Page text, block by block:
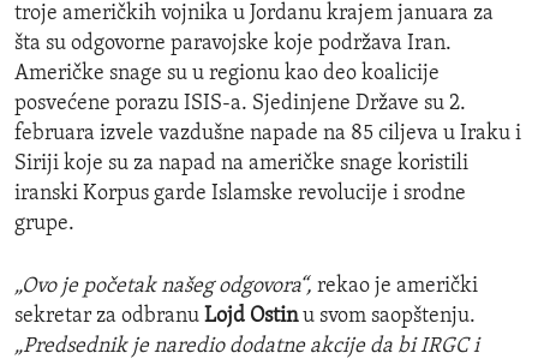
troje američkih vojnika u Jordanu krajem januara za
šta su odgovorne paravojske koje podržava Iran.
Američke snage su u regionu kao deo koalicije
posvećene porazu ISIS-a. Sjedinjene Države su 2.
februara izvele vazdušne napade na 85 ciljeva u Iraku i
Siriji koje su za napad na američke snage koristili
iranski Korpus garde Islamske revolucije i srodne
grupe.
„Ovo je početak našeg odgovora“, rekao je američki
sekretar za odbranu Lojd Ostinu svom saopštenju.
„Predsednik je naredio dodatne akcije da bi IRGC i